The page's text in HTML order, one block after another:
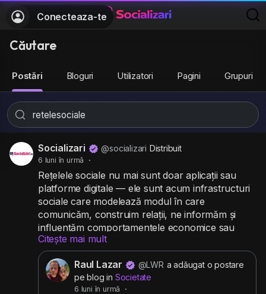
Conecteaza-te
Căutare
Postări Bloguri Utilizatori Pagini Grupuri
Socializari @socializari Distribuit
6 luni în urmă ·
Rețelele sociale nu mai sunt doar aplicații sau
platforme digitale — ele sunt acum infrastructuri
sociale care modelează modul în care
comunicăm, construim relații, ne informăm și
influențăm comportamentele economice sau
culturale. În 2025–2026, social media este parte
integrantă din viața zilnică a miliardelor de oameni
din întreaga lume.#retelesociale #comunitate
#reteasociala
Citește mai mult
Raul Lazar @LWR a adăugat o postare
pe blog in Societate
6 luni în urmă ·